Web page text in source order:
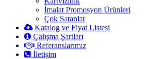
İmalat Promosyon Ürünleri
Çok Satanlar
Katalog ve Fiyat Listesi
Çalışma Şartları
Referanslarımız
İletişim